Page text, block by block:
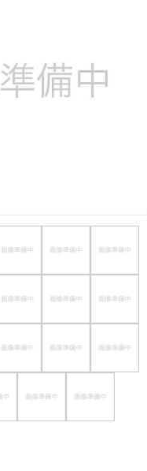
閲覧履歴